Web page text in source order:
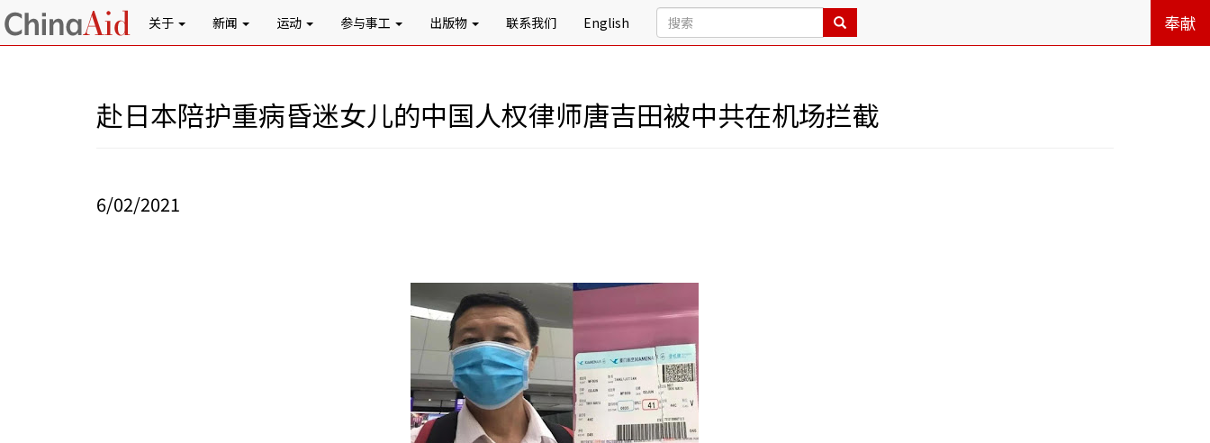
关于 新闻 运动 参与事工 出版物 联系我们 English 奉献
赴日本陪护重病昏迷女儿的中国人权律师唐吉田被中共在机场拦截
6/02/2021